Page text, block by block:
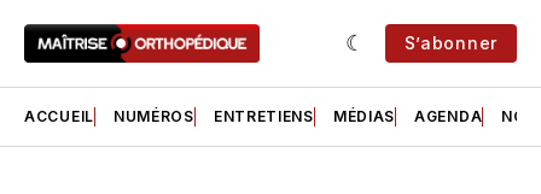
S’abonner
ACCUEIL NUMÉROS ENTRETIENS MÉDIAS AGENDA NOS